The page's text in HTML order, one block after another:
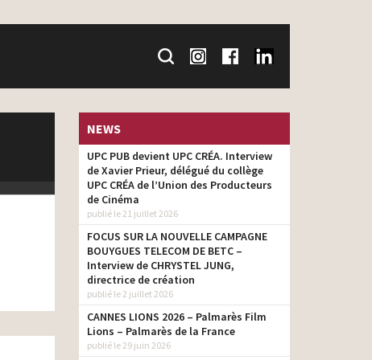
NEWS
UPC PUB devient UPC CRÉA. Interview
de Xavier Prieur, délégué du collège
UPC CRÉA de l’Union des Producteurs
de Cinéma
publié le 21 juillet 2026
FOCUS SUR LA NOUVELLE CAMPAGNE
BOUYGUES TELECOM DE BETC –
Interview de CHRYSTEL JUNG,
directrice de création
publié le 2 juillet 2026
CANNES LIONS 2026 – Palmarès Film
Lions – Palmarès de la France
publié le 29 juin 2026